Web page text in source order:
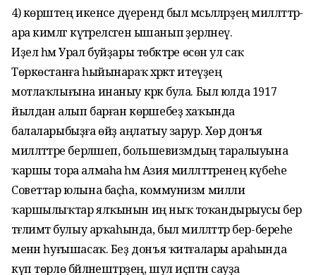
4) көрәштең икенсе дәүерендә был мәсьәләләрҙең милләттәр-
ара кимәлгә күтәреләсәгенә ышанып әҙерләнеү.
Иҙел һәм Урал буйҙары төбәктәре өсөн ул саҡ
Төркөстанға һыйынараҡ хәрәкәт итеүҙең
мотлаҡлығына инаныу кәрәк була. Был юлда 1917
йылдан алып барған көрәшебеҙ хаҡында
балаларыбыҙға өйҙә аңлатыу зарур. Хөр донъя
милләттәре берләшеп, большевизмдың таралыуына
ҡаршы тора алмаһа һәм Азия милләттәренең күбеһе
Советтар юлына баҫһа, коммунизм милли
ҡаршылыҡтар ялҡынын иң ныҡ тоҡандырыусы бер
тәғлимәт булыу арҡаһында, был милләттәр бер-береһе
менән һуғышасаҡ. Беҙ донъя ҡитғалары араһында
күп төрлө бәйләнештәрҙең, шул иҫәптән сауҙа